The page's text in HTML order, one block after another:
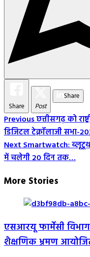
Share Post
Share
Post
Navigation
Previousछत्तीसगढ़ को
डिजिटल टेक्नॉलाजी सभा-
NextSmartwatch:
में चलेगी 20 दिन तक…
More Stories
एसआरयू फार्मेसी विभाग
शैक्षणिक भ्रमण